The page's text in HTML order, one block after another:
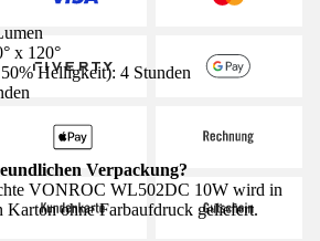
x 120°
Helligkeit): 4 Stunden
Verpackung?
VONROC WL502DC 10W wird in
ohne Farbaufdruck geliefert.